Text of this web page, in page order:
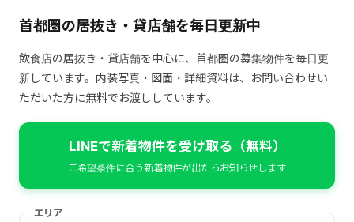
首都圏の居抜き・貸店舗を毎日更新中
飲食店の居抜き・貸店舗を中心に、首都圏の募集物件を毎日更
新しています。内装写真・図面・詳細資料は、お問い合わせい
ただいた方に無料でお渡ししています。
LINEで新着物件を受け取る（無料）
ご希望条件に合う新着物件が出たらお知らせします
エリア